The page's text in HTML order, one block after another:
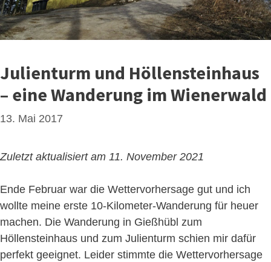
Julienturm und Höllensteinhaus
– eine Wanderung im Wienerwald
13. Mai 2017
Zuletzt aktualisiert am 11. November 2021
Ende Februar war die Wettervorhersage gut und ich
wollte meine erste 10-Kilometer-Wanderung für heuer
machen. Die Wanderung in Gießhübl zum
Höllensteinhaus und zum Julienturm schien mir dafür
perfekt geeignet. Leider stimmte die Wettervorhersage